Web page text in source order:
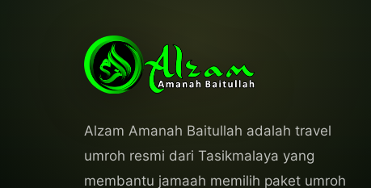
Alzam Amanah Baitullah adalah travel
umroh resmi dari Tasikmalaya yang
membantu jamaah memilih paket umroh